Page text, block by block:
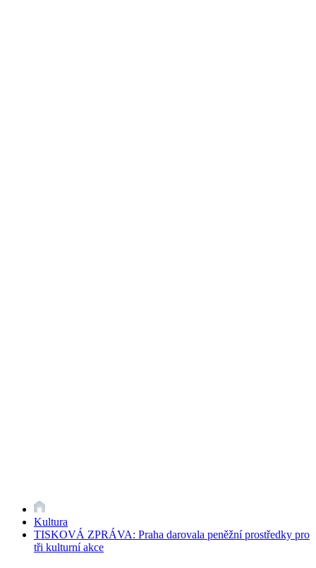
Kultura
TISKOVÁ ZPRÁVA: Praha darovala peněžní prostředky pro
tři kulturní akce